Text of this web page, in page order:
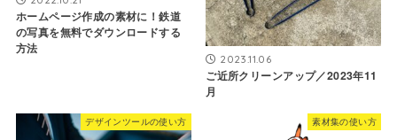
ホームページ作成の素材に！鉄道
の写真を無料でダウンロードする
方法
2023.11.06
ご近所クリーンアップ／2023年11
月
デザインツールの使い方 素材集の使い方